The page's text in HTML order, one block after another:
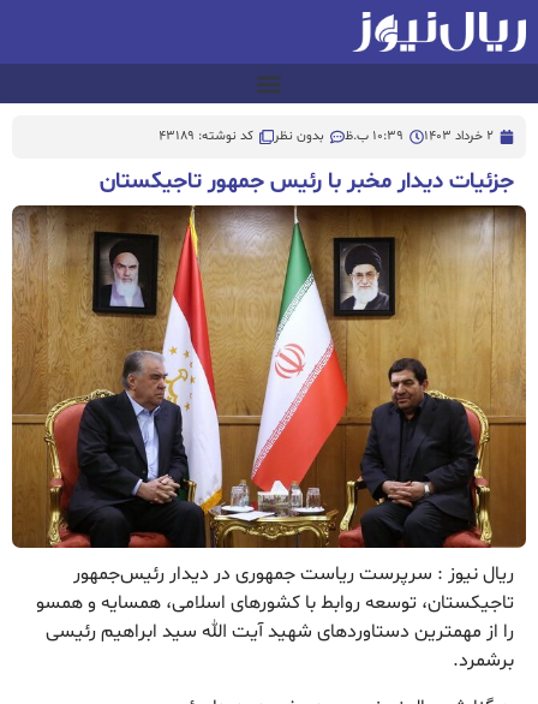
2 خرداد 1403 10:39 ب.ظ بدون نظر کد نوشته: 43189
جزئیات دیدار مخبر با رئیس جمهور تاجیکستان
ریال نیوز : سرپرست ریاست جمهوری در دیدار رئیس‌جمهور
تاجیکستان، توسعه روابط با کشورهای اسلامی، همسایه و همسو
را از مهمترین دستاوردهای شهید آیت الله سید ابراهیم رئیسی
برشمرد.